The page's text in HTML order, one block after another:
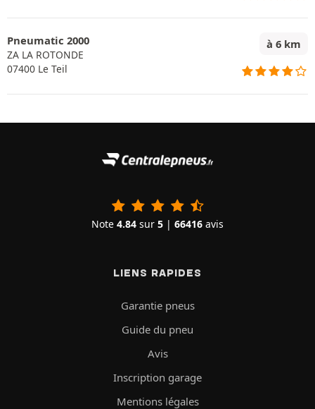
Pneumatic 2000
ZA LA ROTONDE
07400 Le Teil
à 6 km
Note 4.84 sur 5 | 66416 avis
LIENS RAPIDES
Garantie pneus
Guide du pneu
Avis
Inscription garage
Mentions légales